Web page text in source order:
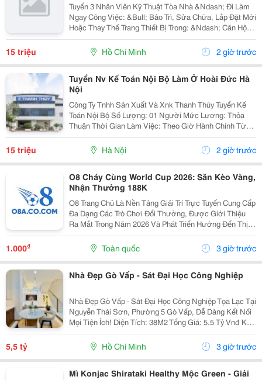
Tuyển 3 Nhân Viên Kỹ Thuật Tòa Nhà &Ndash; Đi Làm
Ngay Công Việc: &Bull; Bảo Trì, Sửa Chữa, Lắp Đặt Mới
Hoặc Thay Thế Trang Thiết Bị Trong: &Ndash; Căn Hộ
Dịch Vụ &Ndash; Nhà Trọ, Chung Cư Mini &Bull; Kiểm
Tra Và Xử Lý Sự Cố Phát Sinh...
15 triệu Hồ Chí Minh 2 giờ trước
Tuyển Nv Kế Toán Nội Bộ Làm Ở Hoài Đức Hà
Nội
Công Ty Tnhh Sản Xuất Và Xnk Thanh Thủy Tuyển Kế
Toán Nội Bộ Số Lượng: 01 Người Mức Lương: Thỏa
Thuận Thời Gian Làm Việc: Theo Giờ Hành Chính Từ
Thứ 2 Đến Thứ 7. Nội Dung Công Việc: - Làm Hợp Đồng
Mua Bán, Tính Lương Nhân Viên, Hợp...
15 triệu Hà Nội 2 giờ trước
O8 Cháy Cùng World Cup 2026: Săn Kèo Vàng,
Nhận Thưởng 188K
O8 Trang Chủ Là Nền Tảng Giải Trí Trực Tuyến Cung Cấp
Đa Dạng Các Trò Chơi Đổi Thưởng, Được Giới Thiệu
Ra Mắt Trong Năm 2026 Và Phát Triển Hướng Đến Thị
Trường Châu Á. Theo Thông Tin Từ Nền Tảng, O8 Hoạt
Động Theo Các Tiêu Chuẩn Áp Dụng Trong Lĩnh...
1.000₫ Toàn quốc 3 giờ trước
Nhà Đẹp Gò Vấp - Sát Đại Học Công Nghiệp
Nhà Đẹp Gò Vấp - Sát Đại Học Công Nghiệp Tọa Lạc Tại
Nguyễn Thái Sơn, Phường 5 Gò Vấp, Dễ Dàng Kết Nối
Mọi Tiện Ích! Diện Tích: 38M2 Tổng Giá: 5.5 Tỷ Vnđ Kết
Cấu: Nhà 1 Trệt 2 Lầu Kiên Cố, 3Pn, 3Wc, Ban Công,
Sân Thượng Thoáng Mát, Sẵn Sàng Dọn...
5,5 tỷ Hồ Chí Minh 3 giờ trước
Mì Konjac Shirataki Healthy Mộc Green - Giải